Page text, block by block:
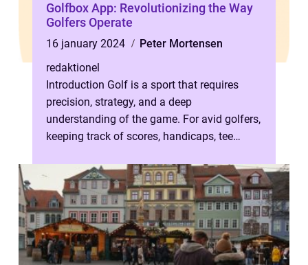
Golfbox App: Revolutionizing the Way
Golfers Operate
16 january 2024
Peter Mortensen
redaktionel
Introduction Golf is a sport that requires
precision, strategy, and a deep
understanding of the game. For avid golfers,
keeping track of scores, handicaps, tee